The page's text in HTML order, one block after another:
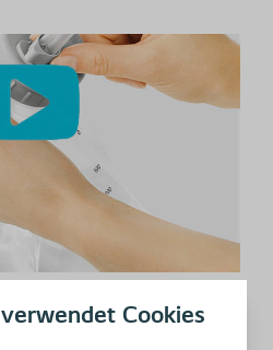
Cookies
Plus-Training für